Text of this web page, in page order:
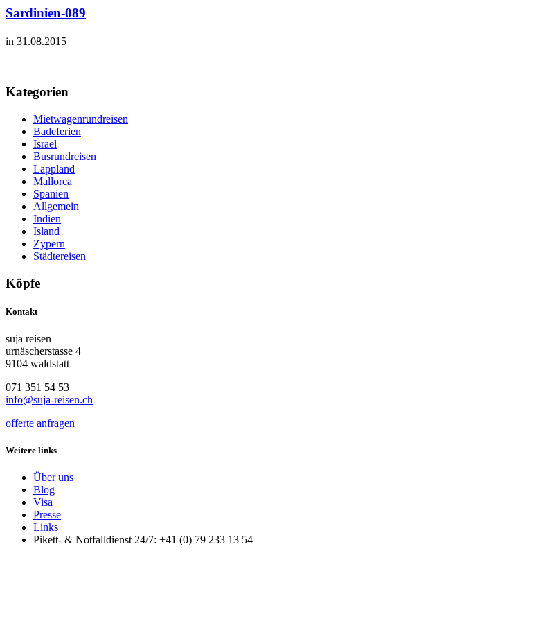
Sardinien-089
in 31.08.2015
Kategorien
Mietwagenrundreisen
Badeferien
Israel
Busrundreisen
Lappland
Mallorca
Spanien
Allgemein
Indien
Island
Zypern
Städtereisen
Köpfe
Kontakt
suja reisen
urnäscherstasse 4
9104 waldstatt
071 351 54 53
info@suja-reisen.ch
offerte anfragen
Weitere links
Über uns
Blog
Visa
Presse
Links
Pikett- & Notfalldienst 24/7: +41 (0) 79 233 13 54